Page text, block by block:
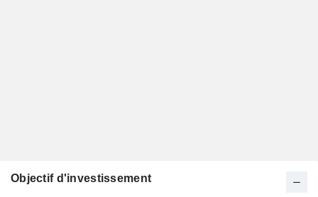
Objectif d'investissement